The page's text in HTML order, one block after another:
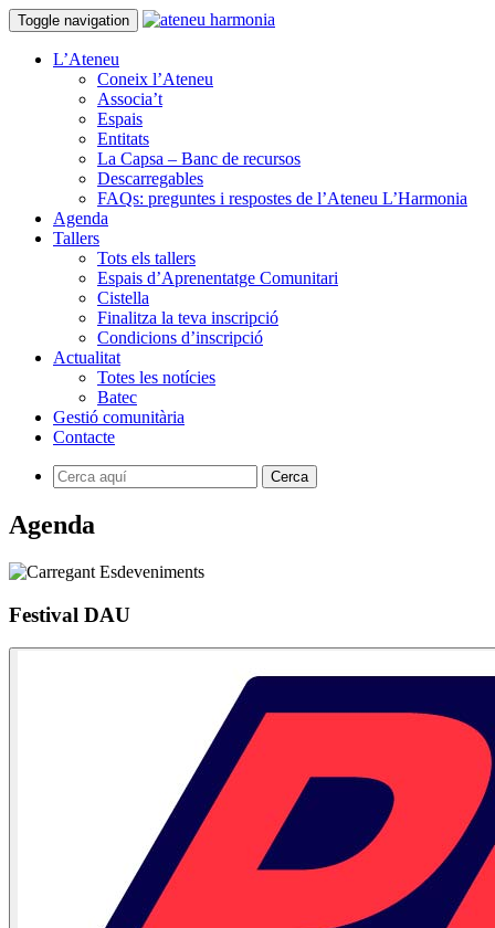
Toggle navigation
L’Ateneu
Coneix l’Ateneu
Associa’t
Espais
Entitats
La Capsa – Banc de recursos
Descarregables
FAQs: preguntes i respostes de l’Ateneu L’Harmonia
Agenda
Tallers
Tots els tallers
Espais d’Aprenentatge Comunitari
Cistella
Finalitza la teva inscripció
Condicions d’inscripció
Actualitat
Totes les notícies
Batec
Gestió comunitària
Contacte
Agenda
Festival DAU